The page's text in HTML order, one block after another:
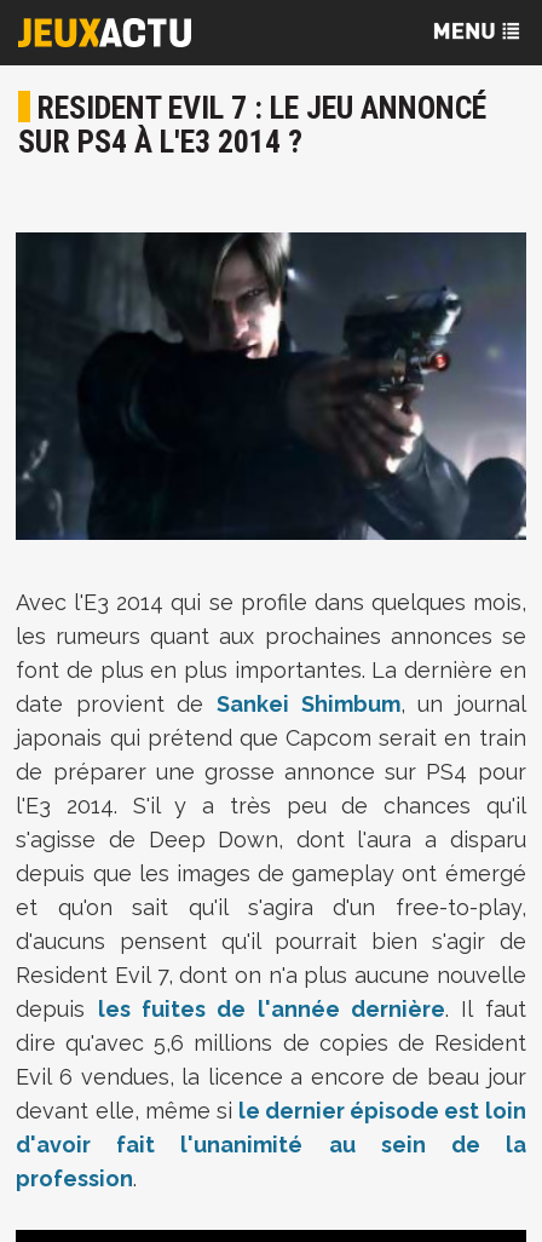
RESIDENT EVIL 7 : LE JEU ANNONCÉ
SUR PS4 À L'E3 2014 ?
Avec l'E3 2014 qui se profile dans quelques mois,
les rumeurs quant aux prochaines annonces se
font de plus en plus importantes. La dernière en
date provient de Sankei Shimbum, un journal
japonais qui prétend que Capcom serait en train
de préparer une grosse annonce sur PS4 pour
l'E3 2014. S'il y a très peu de chances qu'il
s'agisse de Deep Down, dont l'aura a disparu
depuis que les images de gameplay ont émergé
et qu'on sait qu'il s'agira d'un free-to-play,
d'aucuns pensent qu'il pourrait bien s'agir de
Resident Evil 7, dont on n'a plus aucune nouvelle
depuis les fuites de l'année dernière. Il faut
dire qu'avec 5,6 millions de copies de Resident
Evil 6 vendues, la licence a encore de beau jour
devant elle, même si le dernier épisode est loin
d'avoir fait l'unanimité au sein de la
profession.